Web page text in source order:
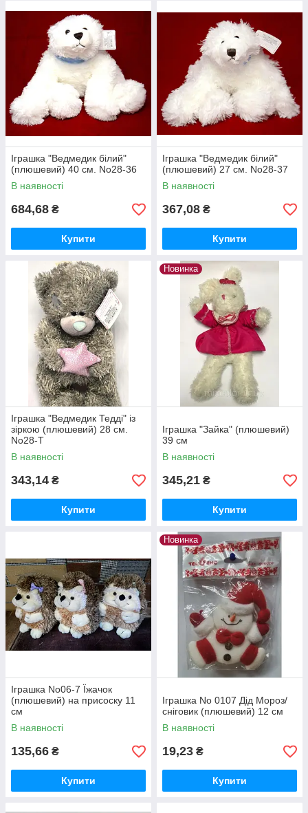
Іграшка "Ведмедик білий"
(плюшевий) 40 см. No28-36
В наявності
684,68 ₴
Купити
Іграшка "Ведмедик білий"
(плюшевий) 27 см. No28-37
В наявності
367,08 ₴
Купити
Іграшка "Ведмедик Тедді" із
зіркою (плюшевий) 28 см.
No28-Т
В наявності
343,14 ₴
Купити
Новинка
Іграшка "Зайка" (плюшевий)
39 см
В наявності
345,21 ₴
Купити
Іграшка No06-7 Їжачок
(плюшевий) на присоску 11
см
В наявності
135,66 ₴
Купити
Новинка
Іграшка No 0107 Дід Мороз/
сніговик (плюшевий) 12 см
В наявності
19,23 ₴
Купити